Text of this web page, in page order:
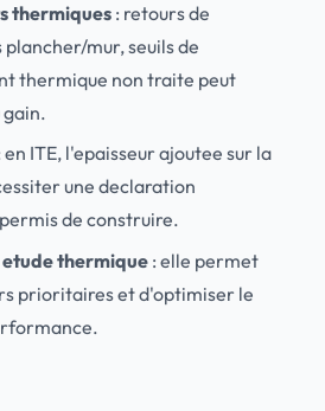
thermiques: retours de
mur, seuils de
thermique non traite peut
gain.
en ITE, l'epaisseur ajoutee sur la
une declaration
de construire.
thermique : elle permet
prioritaires et d'optimiser le